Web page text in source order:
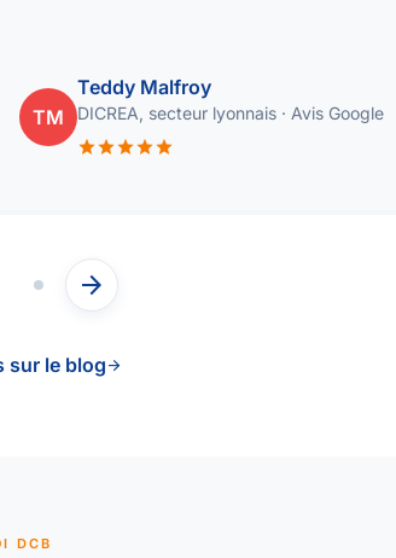
TM
Teddy Malfroy
DICREA, secteur lyonnais · Avis Google
starstarstarstarstar
arrow_forward
sur le blogarrow_forward
DCB